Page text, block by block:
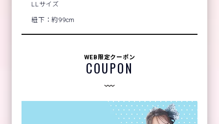
LLサイズ
紐下：約99cm
WEB限定クーポン
COUPON